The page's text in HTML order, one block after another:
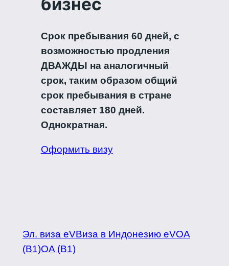
бизнес
Срок пребывания 60 дней, с
возможностью продления
ДВАЖДЫ на аналогичный
срок, таким образом общий
срок пребывания в стране
составляет 180 дней.
Однократная.
Оформить визу
Эл. виза eVВиза в Индонезию eVOA
(B1)OA (B1)